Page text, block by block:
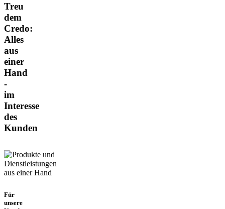
Treu
dem
Credo:
Alles
aus
einer
Hand
-
im
Interesse
des
Kunden
Für
unsere